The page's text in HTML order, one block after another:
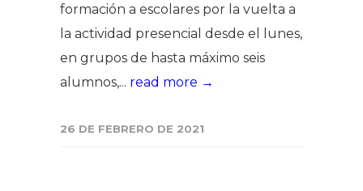
formación a escolares por la vuelta a
la actividad presencial desde el lunes,
en grupos de hasta máximo seis
alumnos,... read more →
26 DE FEBRERO DE 2021